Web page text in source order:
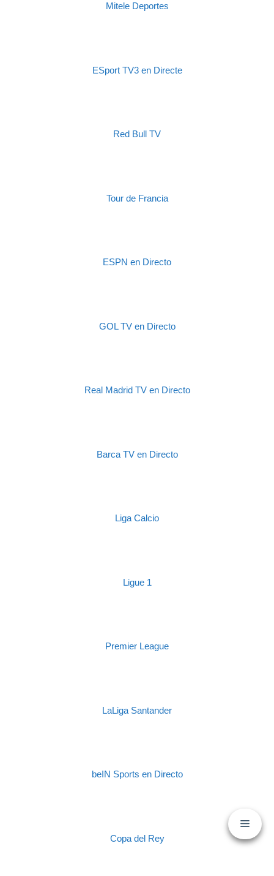
Mitele Deportes
ESport TV3 en Directe
Red Bull TV
Tour de Francia
ESPN en Directo
GOL TV en Directo
Real Madrid TV en Directo
Barca TV en Directo
Liga Calcio
Ligue 1
Premier League
LaLiga Santander
beIN Sports en Directo
Copa del Rey